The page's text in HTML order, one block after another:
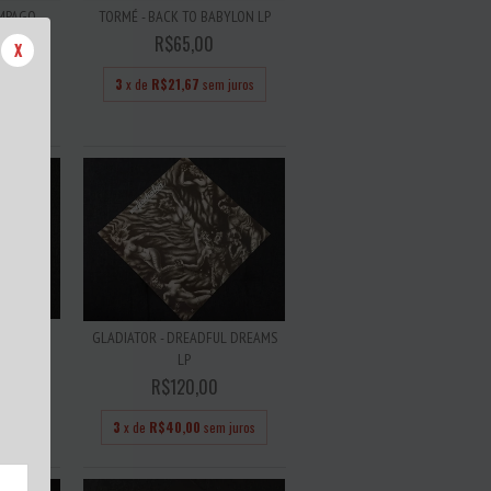
X
TORMÉ - BACK TO BABYLON LP
R$65,00
3 x de R$21,67 sem juros
GLADIATOR - DREADFUL DREAMS
LP
R$120,00
3 x de R$40,00 sem juros